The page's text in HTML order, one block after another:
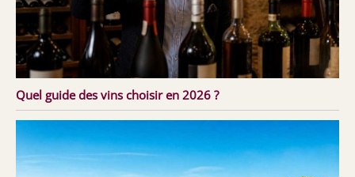
Quel guide des vins choisir en 2026 ?